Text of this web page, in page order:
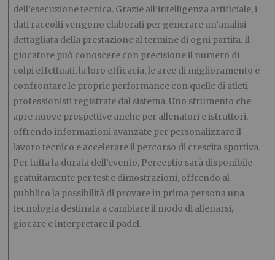
dell’esecuzione tecnica. Grazie all’intelligenza artificiale, i
dati raccolti vengono elaborati per generare un’analisi
dettagliata della prestazione al termine di ogni partita. Il
giocatore può conoscere con precisione il numero di
colpi effettuati, la loro efficacia, le aree di miglioramento e
confrontare le proprie performance con quelle di atleti
professionisti registrate dal sistema. Uno strumento che
apre nuove prospettive anche per allenatori e istruttori,
offrendo informazioni avanzate per personalizzare il
lavoro tecnico e accelerare il percorso di crescita sportiva.
Per tutta la durata dell’evento, Perceptio sarà disponibile
gratuitamente per test e dimostrazioni, offrendo al
pubblico la possibilità di provare in prima persona una
tecnologia destinata a cambiare il modo di allenarsi,
giocare e interpretare il padel.